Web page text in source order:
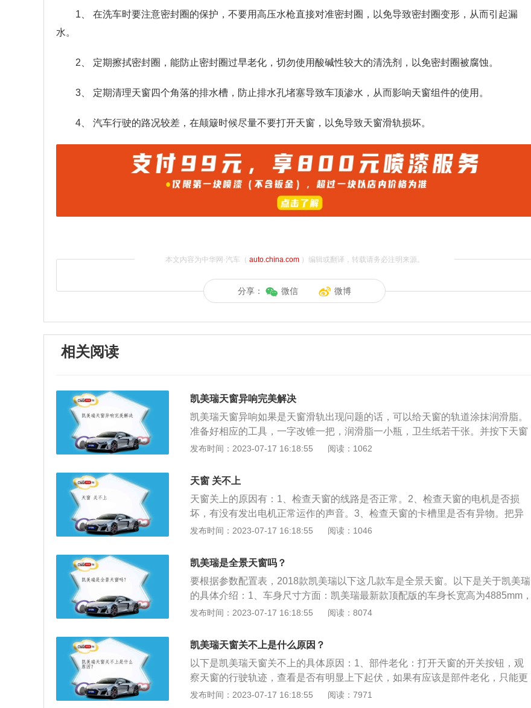
1、 在洗车时要注意密封圈的保护，不要用高压水枪直接对准密封圈，以免导致密封圈变形，从而引起漏
水。
2、 定期擦拭密封圈，能防止密封圈过早老化，切勿使用酸碱性较大的清洗剂，以免密封圈被腐蚀。
3、 定期清理天窗四个角落的排水槽，防止排水孔堵塞导致车顶渗水，从而影响天窗组件的使用。
4、 汽车行驶的路况较差，在颠簸时候尽量不要打开天窗，以免导致天窗滑轨损坏。
本文内容为中华网·汽车（ auto.china.com）编辑或翻译，转载请务必注明来源。
分享： 微信 微博
相关阅读
凯美瑞天窗异响完美解决
凯美瑞天窗异响如果是天窗滑轨出现问题的话，可以给天窗的轨道涂抹润滑脂。
准备好相应的工具，一字改锥一把，润滑脂一小瓶，卫生纸若干张。并按下天窗
开关按钮，将天窗打开。打开丰田凯美瑞的天窗，观察一下，会有很多的尘土，
一下是不是很轻松，没有那种紧致感，如果有，则需要在凹槽里涂上一些润滑
些杂物颗粒，天窗在滑轨中行驶，就会与这些杂物摩擦，进而产生异响，所以一
定要保持滑轨的洁净。打开润滑脂，在天窗的左右两侧滑轨中涂抹，注意，之前
检查好天窗异响的地方多涂抹一些，因为这里是摩擦最大的地方。拿出一字改
中，不要涂在外面，要不就没有效果啦，涂好之后，在天窗异响的地方，再涂一
次，保证这里通顺光滑。
发布时间：2023-07-17 16:18:55 阅读：1062
天窗 关不上
天窗关上的原因有：1、检查天窗的线路是否正常。2、检查天窗的电机是否损
坏，有没有发出电机正常运作的声音。3、检查天窗的卡槽里是否有异物。把异
物及时清理即可。4、检查天窗的导轨是否顺滑。天窗关不上的解决办法有：1、
常的，就应该注意查看汽车天窗的开关是否能够正常工作，可以按动开关按钮，
看看是否有电。建议及时检查维修天窗线路。2、检查天窗的电机是否损坏，有
没有发出电机正常运作的声音。有没有发出电机正常运作的声音，如果电机出现
故障，建议及时检查维修天窗电机。3、检查天窗的卡槽里是否有异物。把异物
及时清理即可。建议定时清理天窗上的异物。4、检查天窗的导轨是否顺滑。建
洗和保养，或轨道中有异物阻挡天窗运行导致。车辆天窗需要定期保养，也就是
对天窗轨道进行清洗，清洗完毕后使用润滑脂进行润滑。长时间不清洗和润滑的
话，会导致轨道上积攒很多的灰尘，使天窗一旦开启便卡死无法关闭，出现这种
者洗车后，天窗玻璃与密封胶框有可能被冻住，这时若使用蛮力打开天窗，容易
发布时间：2023-07-17 16:18:55 阅读：1046
凯美瑞是全景天窗吗？
要根据参数配置表，2018款凯美瑞以下这几款车是全景天窗。以下是关于凯美瑞
的具体介绍：1、车身尺寸方面：凯美瑞最新款顶配版的车身长宽高为4885mm，
1840mm，1455mm，轴距为2825mm。2、动力配置方面：凯美瑞搭载的是一台
匹配的是E-CVT无级变速变速箱，同时搭载的是一台电动机，最大马力120Ps，
发布时间：2023-07-17 16:18:55 阅读：8074
凯美瑞天窗关不上是什么原因？
以下是凯美瑞天窗关不上的具体原因：1、部件老化：打开天窗的开关按钮，观
察天窗的行驶轨迹，查看是否有明显上下起伏，如果有应该是部件老化，只能更
换部件解决。2、存在杂物颗粒：长时间的使用滑轨上难免会有一些杂物颗粒，
发布时间：2023-07-17 16:18:55 阅读：7971